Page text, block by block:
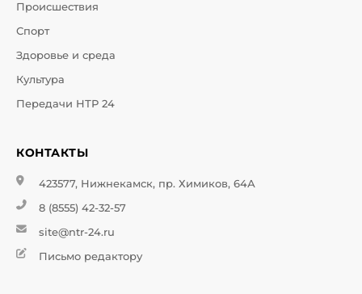
Происшествия
Спорт
Здоровье и среда
Культура
Передачи НТР 24
КОНТАКТЫ
423577, Нижнекамск, пр. Химиков, 64А
8 (8555) 42-32-57
site@ntr-24.ru
Письмо редактору